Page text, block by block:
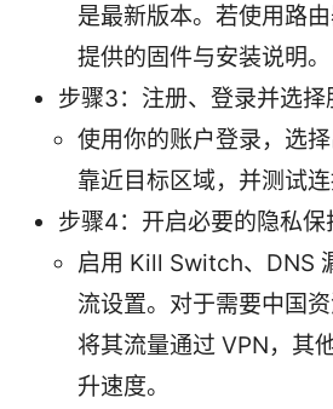
是最新版本。若使用路
提供的固件与安装说明。
步骤3：注册、登录并选择
使用你的账户登录，选
靠近目标区域，并测试连
步骤4：开启必要的隐私保
启用 Kill Switch、DNS
流设置。对于需要中国
将其流量通过 VPN，其
升速度。